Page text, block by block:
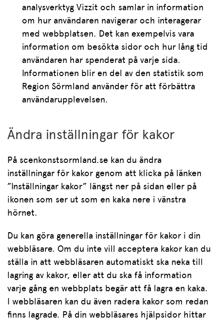
analysverktyg Vizzit och samlar in information
om hur användaren navigerar och interagerar
med webbplatsen. Det kan exempelvis vara
information om besökta sidor och hur lång tid
användaren har spenderat på varje sida.
Informationen blir en del av den statistik som
Region Sörmland använder för att förbättra
användarupplevelsen.
Ändra inställningar för kakor
På scenkonstsormland.se kan du ändra
inställningar för kakor genom att klicka på länken
”Inställningar kakor” längst ner på sidan eller på
ikonen som ser ut som en kaka nere i vänstra
hörnet.
Du kan göra generella inställningar för kakor i din
webbläsare. Om du inte vill acceptera kakor kan du
ställa in att webbläsaren automatiskt ska neka till
lagring av kakor, eller att du ska få information
varje gång en webbplats begär att få lagra en kaka.
I webbläsaren kan du även radera kakor som redan
finns lagrade. På din webbläsares hjälpsidor hittar